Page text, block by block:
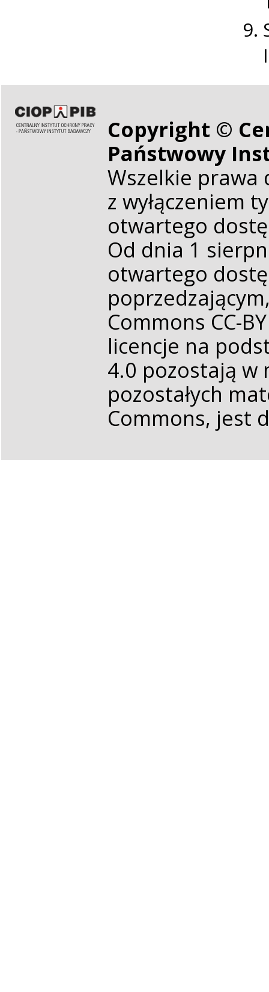
Copyright ©
Państwowy
Wszelkie prawa
z wyłączeniem
otwartego
Od dnia 1
otwartego
Commons CC-
licencje na
4.0 pozostają w
pozostałych
Commons, jest